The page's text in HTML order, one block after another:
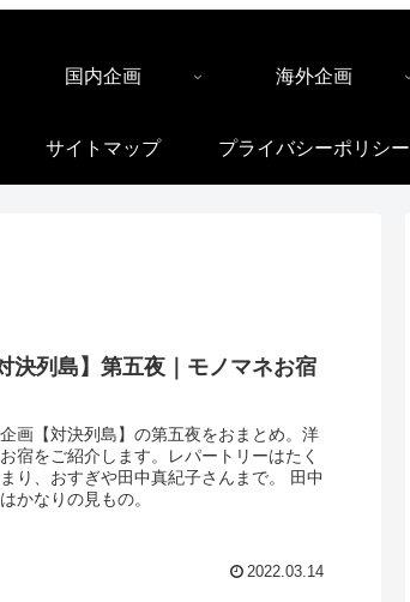
国内企画 海外企画
サイトマップ プライバシーポリシー
決列島】第五夜｜モノマネお宿
画【対決列島】の第五夜をおまとめ。洋
宿をご紹介します。レパートリーはたく
り、おすぎや田中真紀子さんまで。 田中
かなりの見もの。
2022.03.14